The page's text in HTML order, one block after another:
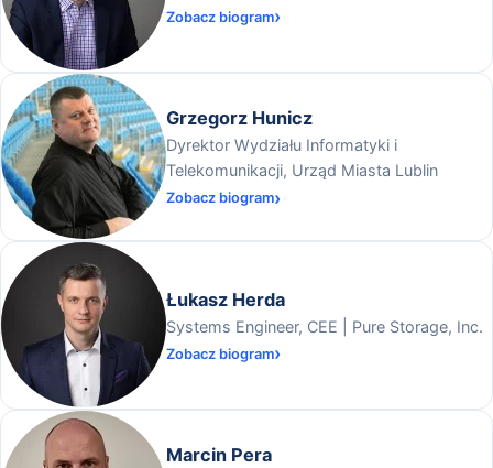
Zobacz biogram
Grzegorz Hunicz
Dyrektor Wydziału Informatyki i
Telekomunikacji, Urząd Miasta Lublin
Zobacz biogram
Łukasz Herda
Systems Engineer, CEE | Pure Storage, Inc.
Zobacz biogram
Marcin Pera